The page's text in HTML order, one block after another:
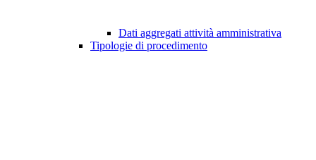
Dati aggregati attività amministrativa
Tipologie di procedimento